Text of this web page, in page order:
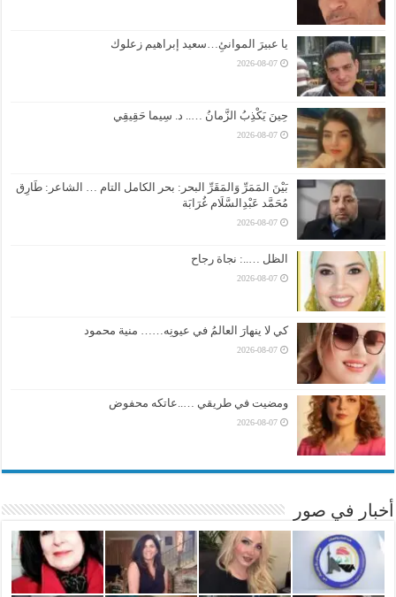
يا عبيرَ الموانئِ…سعيد إبراهيم زعلوك
2026-08-07
حِينَ يَكْذِبُ الزَّمانُ ….. د. سِيما حَقِيقِي
2026-08-07
بَيْنَ المَمَرِّ وَالمَقَرِّ البحر: بحر الكامل التام … الشاعر: طَارِق
مُحَمَّد عَبْدِالسَّلَام غُرَابَة
2026-08-07
الظل …..: نجاة رجاح
2026-08-07
كي لا ينهارَ العالمُ في عيونِه…… منية محمود
2026-08-07
ومضيت في طريقي …..عاتكه محفوض
2026-08-07
أخبار في صور